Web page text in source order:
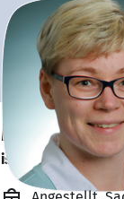
Mareike
ist gesund und